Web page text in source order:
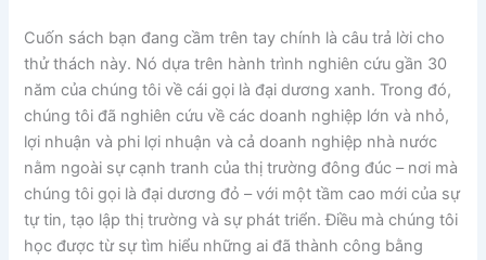
Cuốn sách bạn đang cầm trên tay chính là câu trả lời cho
thử thách này. Nó dựa trên hành trình nghiên cứu gần 30
năm của chúng tôi về cái gọi là đại dương xanh. Trong đó,
chúng tôi đã nghiên cứu về các doanh nghiệp lớn và nhỏ,
lợi nhuận và phi lợi nhuận và cả doanh nghiệp nhà nước
nằm ngoài sự cạnh tranh của thị trường đông đúc – nơi mà
chúng tôi gọi là đại dương đỏ – với một tầm cao mới của sự
tự tin, tạo lập thị trường và sự phát triển. Điều mà chúng tôi
học được từ sự tìm hiểu những ai đã thành công bằng